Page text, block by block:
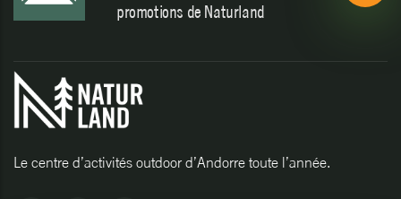
promotions de Naturland
Le centre d’activités outdoor d’Andorre toute l’année.